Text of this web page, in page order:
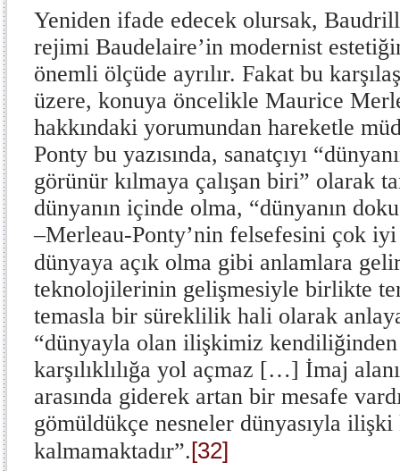
Yeniden ifade edecek olursak,
rejimi Baudelaire’in modernist
önemli ölçüde ayrılır. Fakat bu
üzere, konuya öncelikle Maurice
hakkındaki yorumundan hareketle
Ponty bu yazısında, sanatçıyı
görünür kılmaya çalışan biri” olarak
dünyanın içinde olma, “dünyanın
–Merleau-Ponty’nin felsefesini çok
dünyaya açık olma gibi anlamlara
teknolojilerinin gelişmesiyle birlikte
temasla bir süreklilik hali olarak
“dünyayla olan ilişkimiz
karşılıklılığa yol açmaz […] İmaj
arasında giderek artan bir mesafe
gömüldükçe nesneler dünyasıyla
kalmamaktadır”.[32]